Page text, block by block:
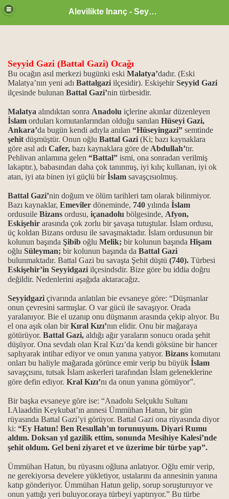
Alevilikte Inanç - Seyyid Hakkı
Seyyid Gazi (Battal Gazi) Ocağı
Bu ocağın asıl merkezi bugünki eski Malatya’dadır. (Eski
Malatya’nın yeni adı Battalgazi ilçesidir). EskişehirSeyyid Gazi
ilçesinde bulunan Battal Gazi’nin türbesidir.
Malatya alındıktan sonra Anadolu içlerine akınlar düzenleyen
İslam orduları komutanlarından olduğu sanılan Hüseyi Gazi,
Ankara’da bugün kendi adıyla anılan “Hüseyingazi” semtinde
şehit düşmüştür. Onun oğlu Battal Gazi (Ki; bazı kaynaklara
göre asıl adı Cafer, bazı kaynaklara göre de Abdullah’tır.
Pehlivan anlamına gelen “Battal” ismi, ona sonradan verilmiş
lakaptır.), babasından daha çok tanınmış, iyi kılıç kullanan, iyi ok
atan, iyi ata binen iyi güçlü birİslam savaşçısıolmuş.
Battal Gazi’nin doğum ve ölüm tarihleri tam olarak bilinmiyor.
Bazı kaynaklar, Emeviler döneminde, 740 yılında İslam
ordusuile Bizans ordusu, içanadolu bölgesinde, Afyon,
Eskişehir arasında çok zorlu bir şavaşa tutuştular. İslam ordusu,
üç koldan Bizans ordusu ile savaşmaktadır. İslam ordusunun bir
kolunun başında Şibib oğlu Melik; bir kolunun başında Hişam
oğlu Süleyman; bir kolunun başında da Battal Gazi
bulunmaktadır. Battal Gazi bu savaşta Şehit düştü (740). Türbesi
Eskişehir’in Seyyidgazi ilçesindsdir. Bize göre bu iddia doğru
değildir. Nedenlerini aşağıda aktaracağız.
Seyyidgazi çivarında anlatılan bie evsaneye göre: “Düşmanlar
onun çevresini sarmışlar. O var gücü ile savaşıyor. Orada
yaralanıyor. Bie el uzanıp onu düşmanın arasında çekip alıyor. Bu
el ona aşık olan birKıral Kızı’nın elidir. Onu bir mağaraya
götürüyor. Battal Gazi, aldığı ağır yaraların sonucu orada şehit
düşüyor. Ona sevdalı olan Kral Kızı’da kendi göksüne bir hancer
saplıyarak intihar ediyor ve onun yanına yatıyor. Bizans komutanı
onları bu haliyle mağarada görünce emir verip bu büyük İslam
savaşçısını, tutsak İslam askerleri tarafından İslam geleneklerine
göre defin ediyor. Kral Kızı’nı da onun yanına gömüyor”.
Bir başka evsaneye göre ise: “Anadolu Selçuklu Sultanı
I.Alaaddin Keykubat’ın annesi Ümmühan Hatun, bir gün
rüyasında Battal Gazi’yi görüyor. Battal Gazi ona rüyasında diyor
ki: “Ey Hatun! Ben Resullah’ın torunuyum. Diyari Rumu
aldım. Doksan yıl gazilik ettim, sonunda Mesihiye Kalesi’nde
şehit oldum. Gel beni ziyaret et ve üzerime bir türbe yap”.
Ümmühan Hatun, bu rüyasını oğluna anlatıyor. Oğlu emir verip,
ne gerekiyorsa develere yükletiyor, ustalarını da annesinin yanına
katıp gönderiyor. Ümmühan Hatun gelip, sorup soruşturuyor ve
onun yattığı yeri buluyor.oraya türbeyi yaptırıyor.” Bu türbe